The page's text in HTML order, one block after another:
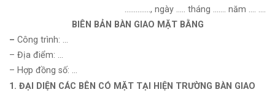
………….., ngày ….. tháng ……. năm …. ….
BIÊN BẢN BÀN GIAO MẶT BẰNG
– Công trình: …
– Địa điểm: …
– Hợp đồng số: …
1. ĐẠI DIỆN CÁC BÊN CÓ MẶT TẠI HIỆN TRƯỜNG BÀN GIAO